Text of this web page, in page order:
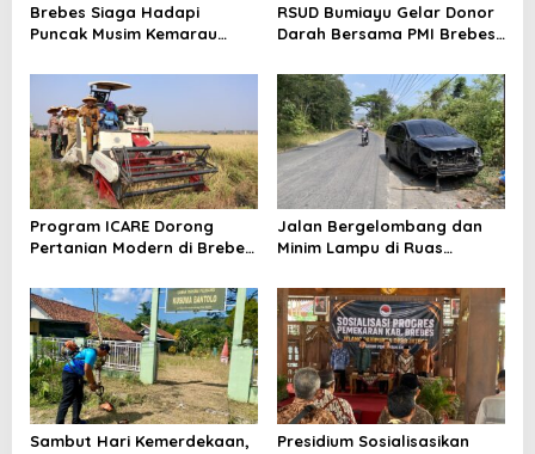
Brebes Siaga Hadapi
Puncak Musim Kemarau
Kesiapsiagaan Bencana dan
Karhutla
RSUD Bumiayu Gelar Donor
Darah Bersama PMI Brebes
Indonesia
Program ICARE Dorong
Pertanian Modern di Brebes,
Tembus 10,2 Ton per Hektare
Jalan Bergelombang dan
Minim Lampu di Ruas
Telan Korban, Innova
Hantam Pohon di
Bantarkawung
Sambut Hari Kemerdekaan,
Presidium Sosialisasikan